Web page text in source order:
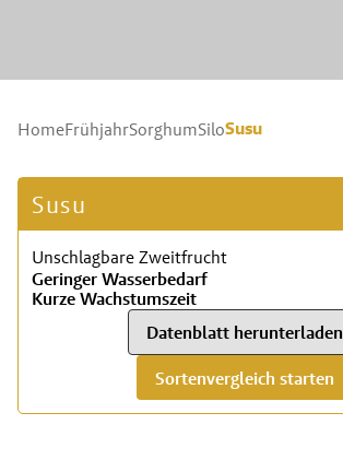
HomeFrühjahrSorghumSiloSusu
Susu
Unschlagbare Zweitfrucht
Geringer Wasserbedarf
Kurze Wachstumszeit
Datenblatt herunterladen
Sortenvergleich starten